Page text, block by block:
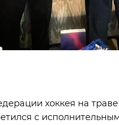
хоккея на
с